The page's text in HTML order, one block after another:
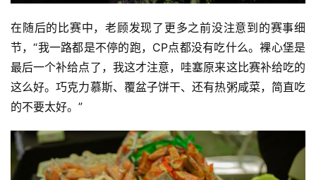
在随后的比赛中，老顾发现了更多之前没注意到的赛事细
节，“我一路都是不停的跑，CP点都没有吃什么。裸心堡是
最后一个补给点了，我这才注意，哇塞原来这比赛补给吃的
这么好。巧克力慕斯、覆盆子饼干、还有热粥咸菜，简直吃
的不要太好。”